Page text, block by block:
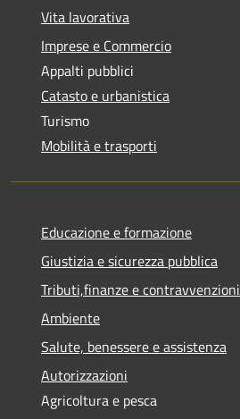
Vita lavorativa
Imprese e Commercio
Appalti pubblici
Catasto e urbanistica
Turismo
Mobilità e trasporti
Educazione e formazione
Giustizia e sicurezza pubblica
Tributi,finanze e contravvenzioni
Ambiente
Salute, benessere e assistenza
Autorizzazioni
Agricoltura e pesca